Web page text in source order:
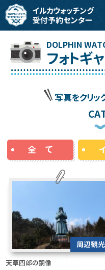
フォトギ
写真をクリッ
全 て
周辺観光
天草四郎の銅像